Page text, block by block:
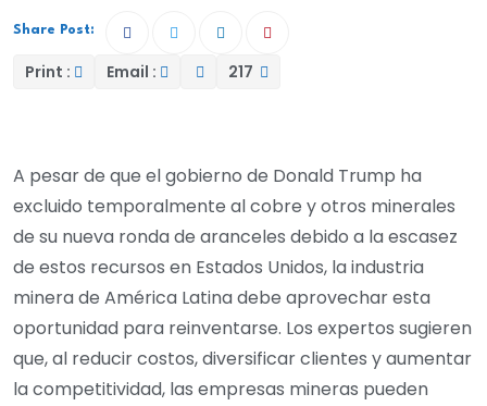
Share Post:
Print : Email : 217
A pesar de que el gobierno de Donald Trump ha
excluido temporalmente al cobre y otros minerales
de su nueva ronda de aranceles debido a la escasez
de estos recursos en Estados Unidos, la industria
minera de América Latina debe aprovechar esta
oportunidad para reinventarse. Los expertos sugieren
que, al reducir costos, diversificar clientes y aumentar
la competitividad, las empresas mineras pueden